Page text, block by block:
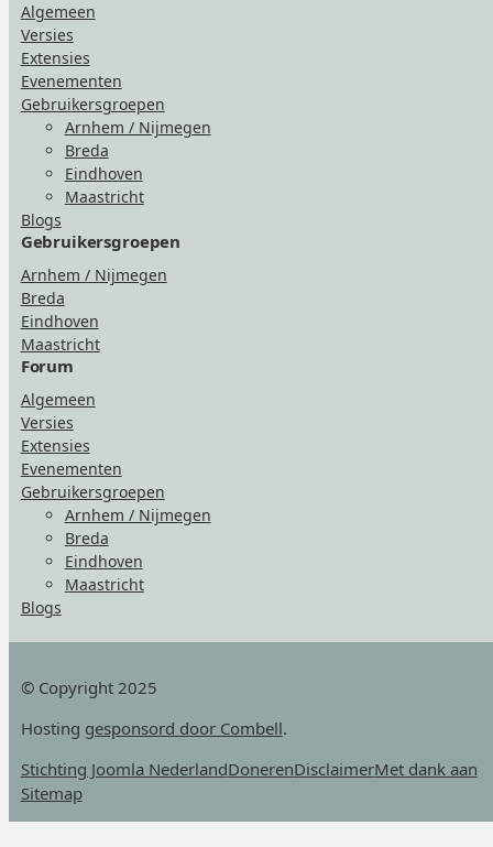
Algemeen
Versies
Extensies
Evenementen
Gebruikersgroepen
Arnhem / Nijmegen
Breda
Eindhoven
Maastricht
Blogs
Gebruikersgroepen
Arnhem / Nijmegen
Breda
Eindhoven
Maastricht
Forum
Algemeen
Versies
Extensies
Evenementen
Gebruikersgroepen
Arnhem / Nijmegen
Breda
Eindhoven
Maastricht
Blogs
© Copyright 2025
Hosting gesponsord door Combell.
Stichting Joomla NederlandDonerenDisclaimerMet dank aan
Sitemap